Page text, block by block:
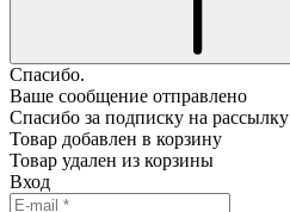
Спасибо.
Ваше сообщение отправлено
Спасибо за подписку на рассылку
Товар добавлен в корзину
Товар удален из корзины
Вход